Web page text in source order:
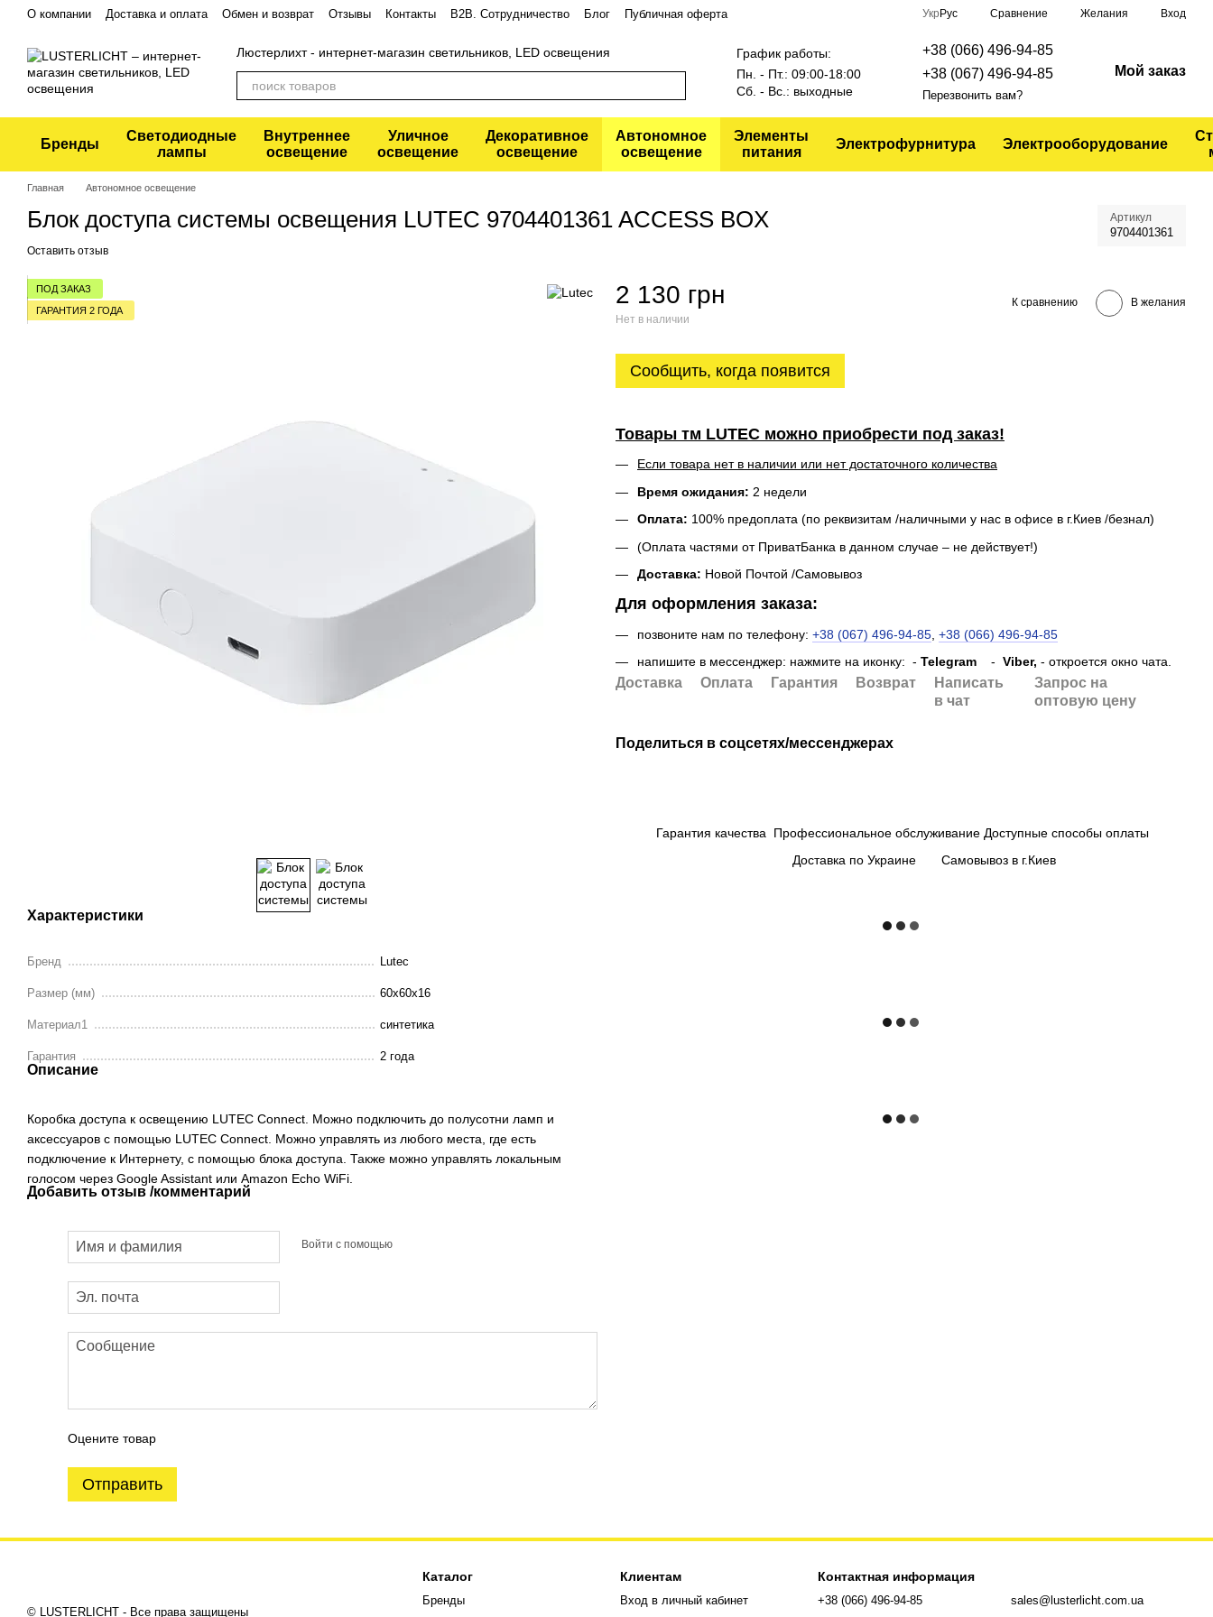
Перейти к основному контенту
О компании Доставка и оплата Обмен и возврат Отзывы Контакты В2В. Сотрудничество Блог
Публичная оферта
Укр Рус Сравнение Желания Вход
Люстерлихт - интернет-магазин светильников, LED освещения
График работы:
Пн. - Пт.: 09:00-18:00
Сб. - Вс.: выходные
+38 (066) 496-94-85
+38 (067) 496-94-85
Перезвонить вам?
Мой заказ
Бренды
Светодиодные
лампы
Внутреннее
освещение
Уличное
освещение
Декоративное
освещение
Автономное
освещение
Элементы
питания
Электрофурнитура Электрооборудование
Главная Автономное освещение
Блок доступа системы освещения LUTEC 9704401361 ACCESS BOX Артикул
9704401361
Оставить отзыв
ПОД ЗАКАЗ
ГАРАНТИЯ 2 ГОДА
Характеристики
Бренд Lutec
Размер (мм) 60x60x16
Материал1 синтетика
Гарантия 2 года
Описание
Коробка доступа к освещению LUTEC Connect. Можно подключить до полусотни ламп и
аксессуаров с помощью LUTEC Connect. Можно управлять из любого места, где есть
подключение к Интернету, с помощью блока доступа. Также можно управлять локальным
голосом через Google Assistant или Amazon Echo WiFi.
Добавить отзыв /комментарий
Войти с помощью
Оцените товар
Отправить
2 130 грн
Нет в наличии
К сравнению В желания
Сообщить, когда появится
Товары тм LUTEC можно приобрести под заказ!
Если товара нет в наличии или нет достаточного количества
Время ожидания: 2 недели
Оплата: 100% предоплата (по реквизитам /наличными у нас в офисе в г.Киев /безнал)
(Оплата частями от ПриватБанка в данном случае – не действует!)
Доставка: Новой Почтой /Самовывоз
Для оформления заказа:
позвоните нам по телефону: +38 (067) 496-94-85 +38 (066) 496-94-85
напишите в мессенджер: нажмите на иконку: - Telegram - Viber, - откроется окно чата.
Доставка Оплата Гарантия Возврат
Написать
в чат
Запрос на
оптовую цену
Поделиться в соцсетях/мессенджерах
Гарантия качества Профессиональное обслуживание Доступные способы оплаты
Доставка по Украине
Самовывоз в г.Киев
© LUSTERLICHT - Все права защищены
Каталог
Бренды
Клиентам
Вход в личный кабинет
Контактная информация
+38 (066) 496-94-85 sales@lusterlicht.com.ua